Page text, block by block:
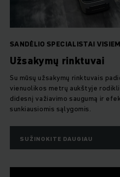
SANDĖLIO SPECIALISTAI
Užsakymų rinktuvai
Su mūsų užsakymų rinktuvais
vienuolikos metrų aukštyje
didesnį važiavimo saugumą ir
sunkiausiomis sąlygomis.
SUŽINOKITE DAUGIAU